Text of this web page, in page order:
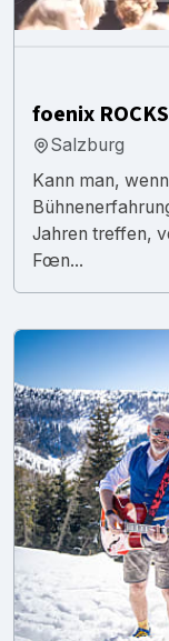
foenix ROCKS
Salzburg
Kann man,
Jahren treffen,
Fœn...